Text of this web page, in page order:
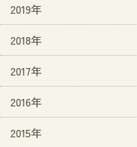
2019年
2018年
2017年
2016年
2015年